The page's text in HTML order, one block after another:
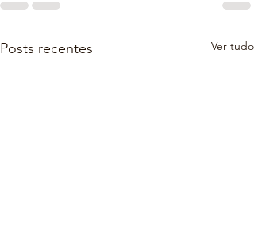
Posts recentes Ver tudo